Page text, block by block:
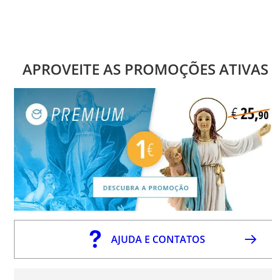
APROVEITE AS PROMOÇÕES ATIVAS
AJUDA E CONTATOS